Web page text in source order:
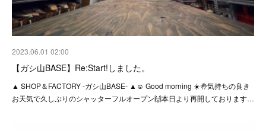
2023.06.01 02:00
【ガシ山BASE】Re:Start!しました。
▲ SHOP＆FACTORY -ガシ山BASE- ▲☺︎ Good morning ☀️🤚気持ちの良き
お天気で久しぶりのシャッターフルオープン🙌本日より再開しております…